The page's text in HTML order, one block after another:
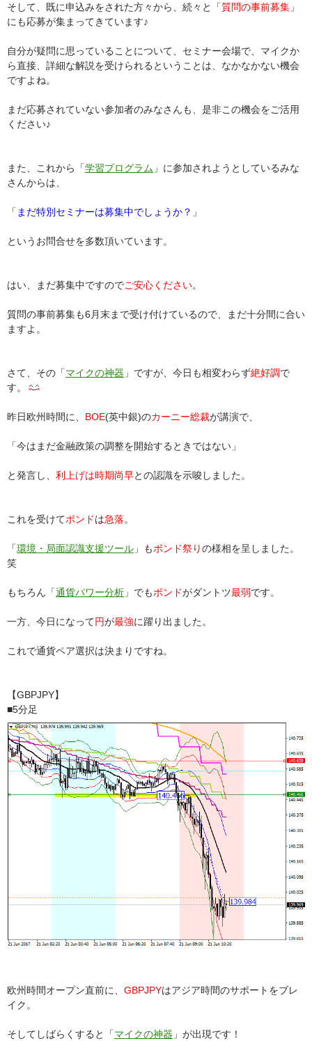
そして、既に申込みをされた方々から、続々と「質問の事前募集 」
にも応募が集まってきています♪
自分が疑問に思っていることについて、セミナー会場で、マイクか
ら直接、詳細な解説を受けられるということは、なかなかない機会
ですよね。
まだ応募されていない参加者のみなさんも、是非この機会をご活用
ください♪
また、これから「学習プログラム 」に参加されようとしているみな
さんからは、
「 まだ特別セミナーは募集中でしょうか？ 」
というお問合せを多数頂いています。
はい、まだ募集中ですのでご安心ください。
質問の事前募集も6月末まで受け付けているので、まだ十分間に合い
ますよ。
さて、その「マイクの神器 」ですが、今日も相変わらず絶好調で
す。
昨日欧州時間に、 BOE(英中銀)のカーニー総裁が講演で、
「今はまだ金融政策の調整を開始するときではない」
と発言し、 利上げは時期尚早との認識を示唆しました。
これを受けてポンドは急落。
「環境・局面認識支援ツール 」もポンド祭りの様相を呈しました。
笑
もちろん「通貨パワー分析 」でもポンドがダントツ最弱です。
一方、今日になって円が最強に躍り出ました。
これで通貨ペア選択は決まりですね。
【GBPJPY】
■5分足
欧州時間オープン直前に、 GBPJPYはアジア時間のサポートをブレ
イク。
そしてしばらくすると「マイクの神器 」が出現です！